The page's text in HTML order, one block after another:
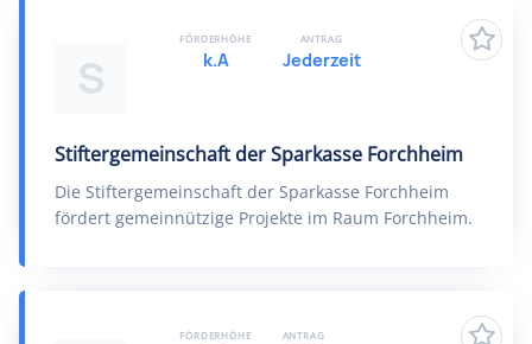
S
Stiftergemeinschaft der Sparkasse Forchheim
Die Stiftergemeinschaft der Sparkasse Forchheim
fördert gemeinnützige Projekte im Raum Forchheim.
FÖRDERHÖHE
k.A
ANTRAG
Jederzeit
FÖRDERHÖHE ANTRAG